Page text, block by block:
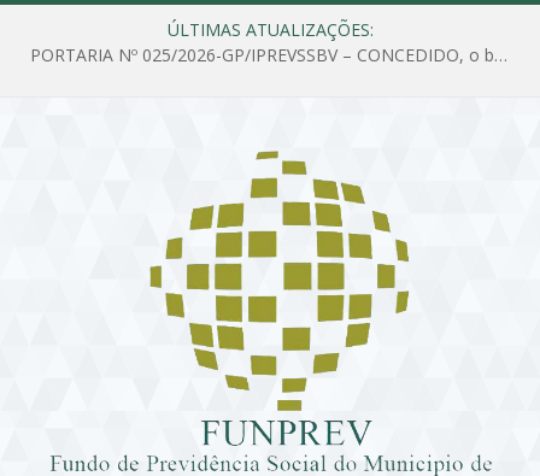
ÚLTIMAS ATUALIZAÇÕES:
PORTARIA Nº 025/2026-GP/IPREVSSBV – CONCEDIDO, o benefício de PENSÃO a MARIA ESTELA DOS SANTOS SOUZA